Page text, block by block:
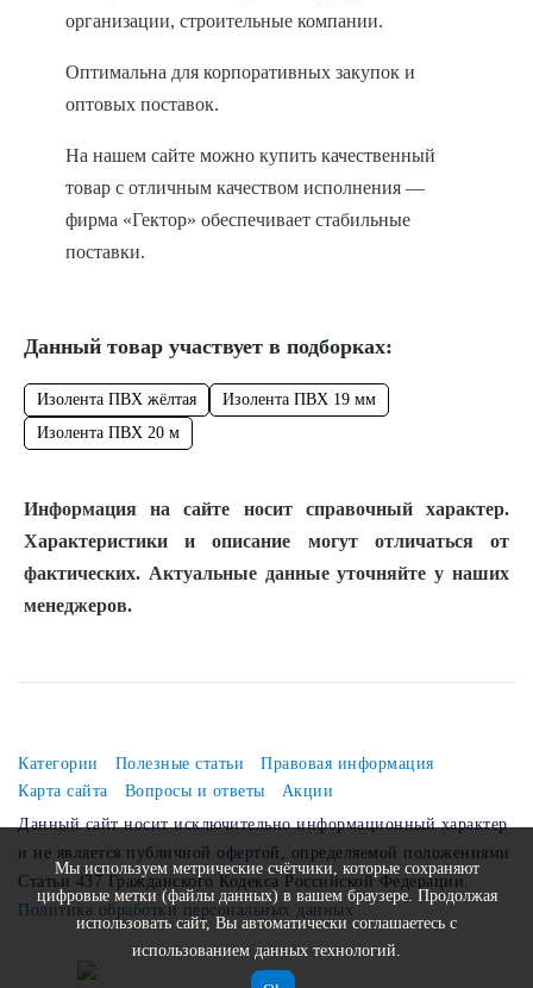
организации, строительные компании.
Оптимальна для корпоративных закупок и
оптовых поставок.
На нашем сайте можно купить качественный
товар с отличным качеством исполнения —
фирма «Гектор» обеспечивает стабильные
поставки.
Данный товар участвует в подборках:
Изолента ПВХ жёлтая
Изолента ПВХ 19 мм
Изолента ПВХ 20 м
Информация на сайте носит справочный характер.
Характеристики и описание могут отличаться от
фактических. Актуальные данные уточняйте у наших
менеджеров.
Категории Полезные статьи
Правовая информация
Карта сайта
Вопросы и ответы
Акции
Данный сайт носит исключительно информационный характер
и не является публичной офертой, определяемой положениями
Статьи 437 Гражданского Кодекса Российской Федерации.
Политика обработки персональных данных
Мы используем метрические счётчики, которые сохраняют
цифровые метки (файлы данных) в вашем браузере. Продолжая
использовать сайт, Вы автоматически соглашаетесь с
использованием данных технологий.